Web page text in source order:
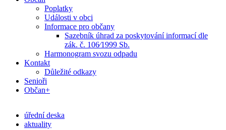
Poplatky
Události v obci
Informace pro občany
Sazebník úhrad za poskytování informací dle
zák. č. 106⁄1999 Sb.
Harmonogram svozu odpadu
Kontakt
Důležité odkazy
Senioři
Občan+
úřední deska
aktuality